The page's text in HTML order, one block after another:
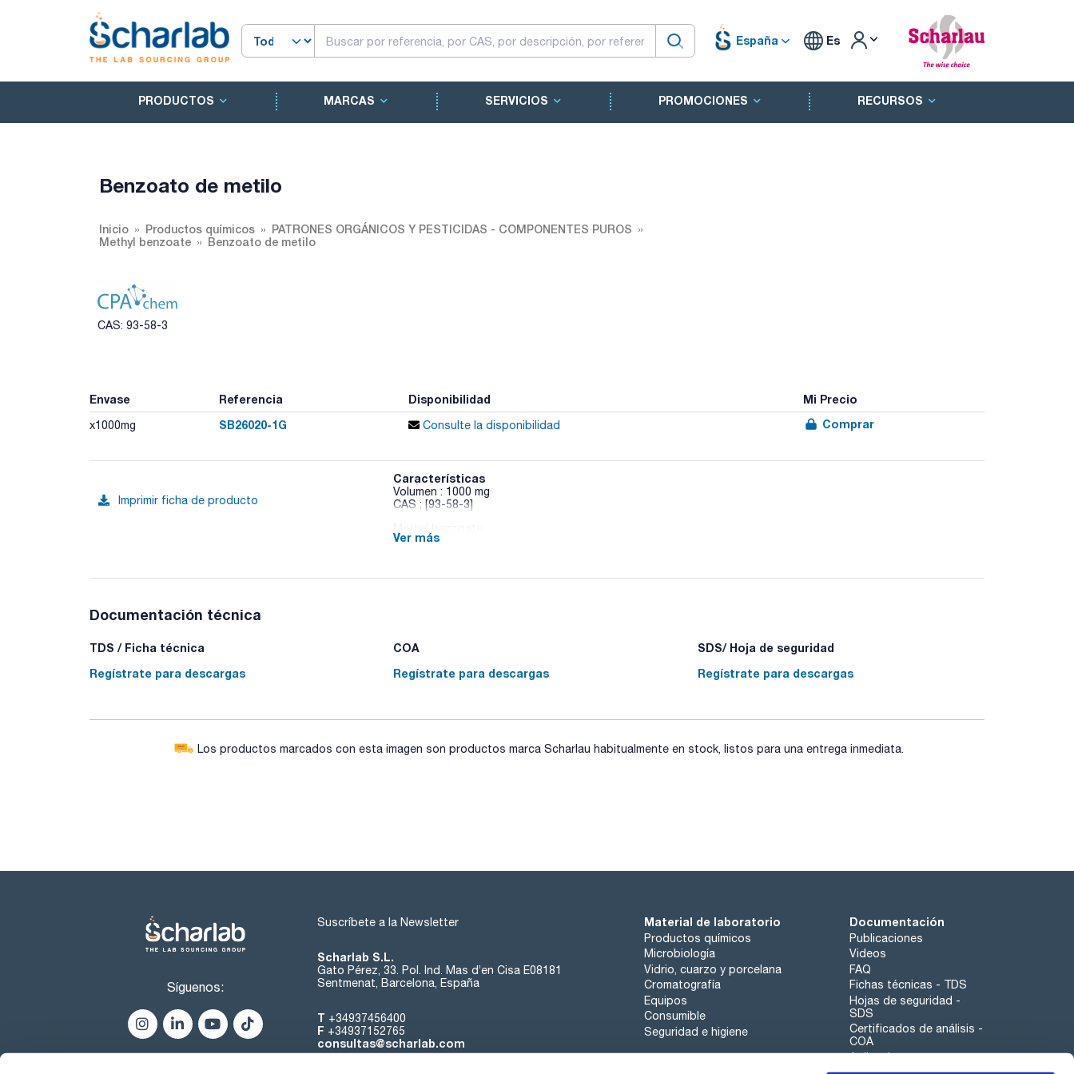
España Es
PRODUCTOS MARCAS SERVICIOS PROMOCIONES RECURSOS
Benzoato de metilo
Inicio Productos químicos
PATRONES ORGÁNICOS Y PESTICIDAS - COMPONENTES PUROS
Methyl benzoate
Benzoato de metilo
CAS: 93-58-3
Envase Referencia Disponibilidad Mi Precio
x1000mg SB26020-1G Consulte la disponibilidad Comprar
Imprimir ficha de producto
Características
Volumen : 1000 mg
CAS : [93-58-3]
Ver más
Documentación técnica
TDS / Ficha técnica
Regístrate para descargas
COA
Regístrate para descargas
SDS/ Hoja de seguridad
Regístrate para descargas
Los productos marcados con esta imagen son productos marca Scharlau habitualmente en stock, listos para una entrega inmediata.
Síguenos:
Suscríbete a la Newsletter
Scharlab S.L.
Gato Pérez, 33. Pol. Ind. Mas d’en Cisa E08181
Sentmenat, Barcelona, España
T +34937456400
F +34937152765
consultas@scharlab.com
Material de laboratorio
Productos químicos
Microbiología
Vidrio, cuarzo y porcelana
Cromatografía
Equipos
Consumible
Seguridad e higiene
Documentación
Publicaciones
Videos
FAQ
Fichas técnicas - TDS
Hojas de seguridad -
SDS
Certificados de análisis -
COA
Aplicaciones